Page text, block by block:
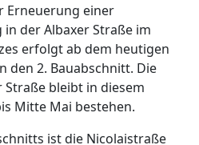
Erneuerung einer
der Albaxer Straße im
erfolgt ab dem heutigen
den 2. Bauabschnitt. Die
bleibt in diesem
Mitte Mai bestehen.
ist die Nicolaistraße